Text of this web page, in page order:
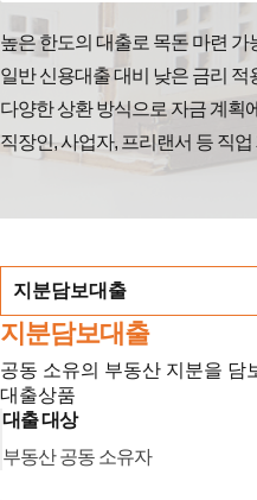
높은 한도의 대출로 목돈 마련 가
일반 신용대출 대비 낮은 금리 적
다양한 상환 방식으로 자금 계획
직장인, 사업자, 프리랜서 등 직
지분담보대출
지분담보대출
공동 소유의 부동산 지분을 담
대출상품
대출 대상
부동산 공동 소유자